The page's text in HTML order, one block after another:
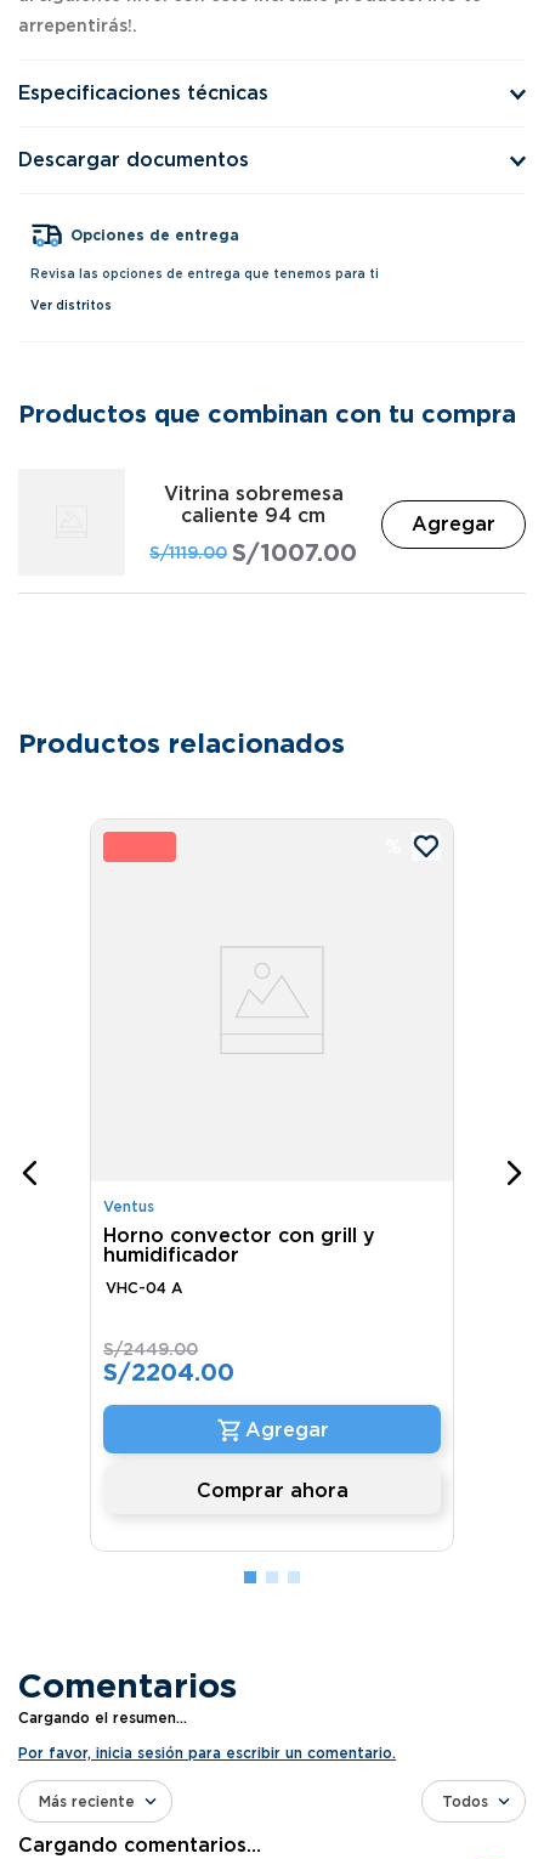
arrepentirás!.
Especificaciones técnicas
Descargar documentos
Opciones de entrega
Revisa las opciones de entrega que tenemos para ti
Ver distritos
Productos que combinan con tu compra
Vitrina sobremesa
caliente 94 cm
S/1119.00 S/1007.00
Agregar
Productos relacionados
Ventus
Horno convector con grill y
humidificador
VHC-04 A
S/2449.00
S/2204.00
Comprar ahora
Comentarios
Cargando el resumen…
Por favor, inicia sesión para escribir un comentario.
Más reciente Todos
Cargando comentarios…